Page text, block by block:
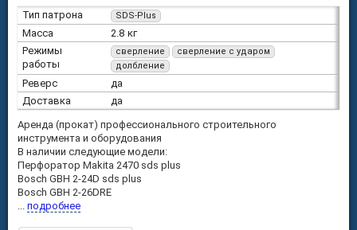
Тип патрона SDS-Plus
Масса
2.8 кг
Режимы
работы
сверление
сверление с ударом
долбление
Реверс
да
Доставка
да
Аренда (прокат) профессионального строительного
инструмента и оборудования
В наличии следующие модели:
Перфоратор Makita 2470 sds plus
Bosch GBH 2-24D sds plus
Bosch GBH 2-26DRE
подробнее